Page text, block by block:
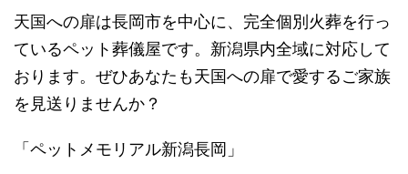
天国への扉は長岡市を中心に、完全個別火葬を行っ
ているペット葬儀屋です。新潟県内全域に対応して
おります。ぜひあなたも天国への扉で愛するご家族
を見送りませんか？
「ペットメモリアル新潟長岡」